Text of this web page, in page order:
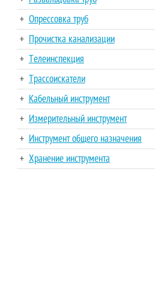
Опрессовка труб
Прочистка канализации
Телеинспекция
Трассоискатели
Кабельный инструмент
Измерительный инструмент
Инструмент общего назначения
Хранение инструмента